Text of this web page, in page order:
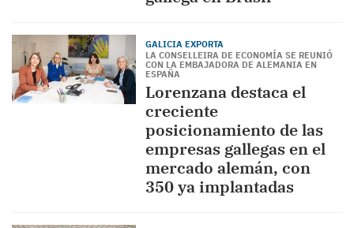
GALICIA EXPORTA
LA CONSELLEIRA DE ECONOMÍA SE REUNIÓ
CON LA EMBAJADORA DE ALEMANIA EN
ESPAÑA
Lorenzana destaca el
creciente
posicionamiento de las
empresas gallegas en el
mercado alemán, con
350 ya implantadas